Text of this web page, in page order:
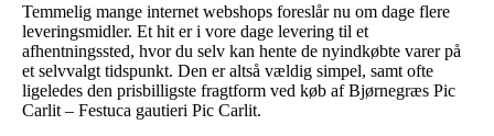
Temmelig mange internet webshops foreslår nu om dage flere
leveringsmidler. Et hit er i vore dage levering til et
afhentningssted, hvor du selv kan hente de nyindkøbte varer på
et selvvalgt tidspunkt. Den er altså vældig simpel, samt ofte
ligeledes den prisbilligste fragtform ved køb af Bjørnegræs Pic
Carlit – Festuca gautieri Pic Carlit.